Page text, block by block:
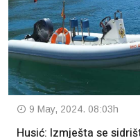
9 May, 2024. 08:03h
Husić: Izmješta se